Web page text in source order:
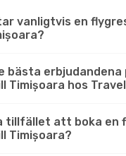
vanligtvis en
bästa erbjudandena
Timișoara hos
tillfället att boka en
Timișoara?